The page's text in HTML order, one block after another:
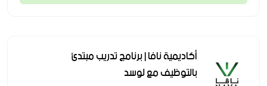
أكاديمية نافا | برنامج تدريب مبتدئ
بالتوظيف مع لوسد